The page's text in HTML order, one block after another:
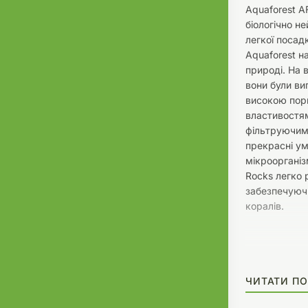
Aquaforest
біологічно
легкої
Aquaforest
природі. На
вони були
високою
прекрасні
Rocks легко
коралів.
ЧИТАТИ